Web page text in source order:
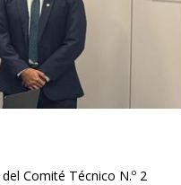
Comité Técnico N.º 2